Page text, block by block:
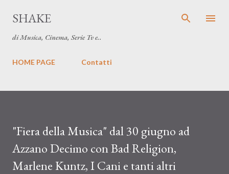
SHAKE
di Musica, Cinema, Serie Tv e..
HOME PAGE Contatti
"Fiera della Musica" dal 30 giugno ad
Azzano Decimo con Bad Religion,
Marlene Kuntz, I Cani e tanti altri